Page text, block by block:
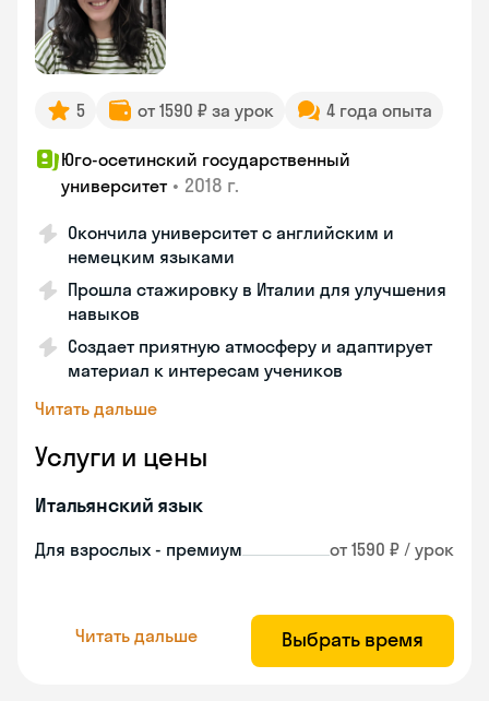
5 от 1590 ₽ за урок 4 года опыта
Юго-осетинский государственный
университет • 2018 г.
Окончила университет с английским и
немецким языками
Прошла стажировку в Италии для улучшения
навыков
Создает приятную атмосферу и адаптирует
материал к интересам учеников
Читать дальше
Услуги и цены
Итальянский язык
Для взрослых - премиум от 1590 ₽ / урок
Читать дальше Выбрать время